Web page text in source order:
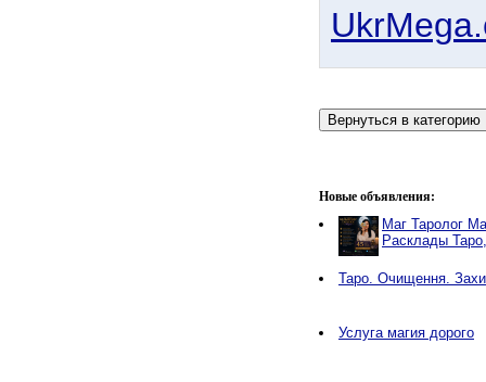
Новые объявления:
Маг Таролог
Расклады
Таро. Очищення.
Услуга магия дорого